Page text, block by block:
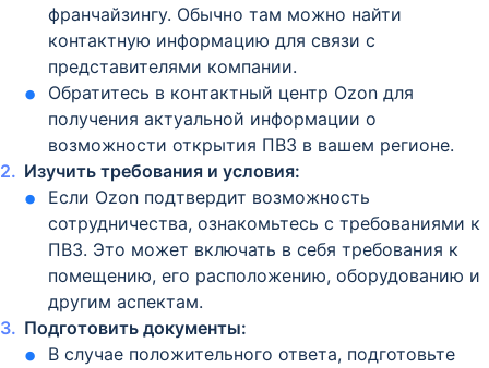
франчайзингу. Обычно там можно найти
контактную информацию для связи с
представителями компании.
Обратитесь в контактный центр Ozon для
получения актуальной информации о
возможности открытия ПВЗ в вашем регионе.
Изучить требования и условия:
Если Ozon подтвердит возможность
сотрудничества, ознакомьтесь с требованиями к
ПВЗ. Это может включать в себя требования к
помещению, его расположению, оборудованию и
другим аспектам.
Подготовить документы:
В случае положительного ответа, подготовьте